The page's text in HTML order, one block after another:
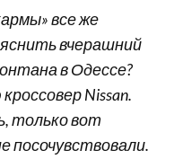
все же
вчерашний
в Одессе?
Nissan.
только вот
посочувствовали.